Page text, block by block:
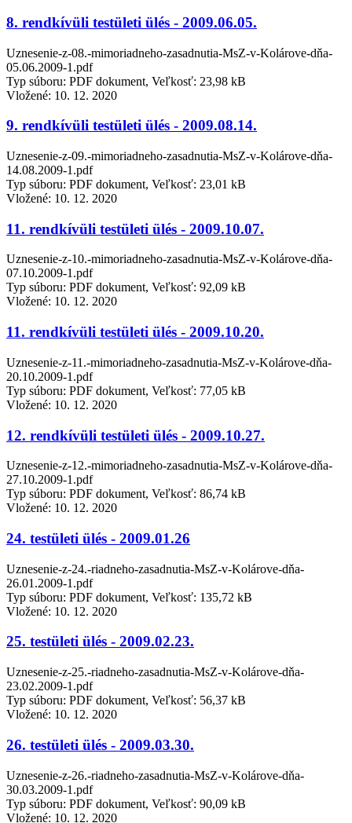
8. rendkívüli testületi ülés - 2009.06.05.
Uznesenie-z-08.-mimoriadneho-zasadnutia-MsZ-v-Kolárove-dňa-
05.06.2009-1.pdf
Typ súboru: PDF dokument, Veľkosť: 23,98 kB
Vložené: 10. 12. 2020
9. rendkívüli testületi ülés - 2009.08.14.
Uznesenie-z-09.-mimoriadneho-zasadnutia-MsZ-v-Kolárove-dňa-
14.08.2009-1.pdf
Typ súboru: PDF dokument, Veľkosť: 23,01 kB
Vložené: 10. 12. 2020
11. rendkívüli testületi ülés - 2009.10.07.
Uznesenie-z-10.-mimoriadneho-zasadnutia-MsZ-v-Kolárove-dňa-
07.10.2009-1.pdf
Typ súboru: PDF dokument, Veľkosť: 92,09 kB
Vložené: 10. 12. 2020
11. rendkívüli testületi ülés - 2009.10.20.
Uznesenie-z-11.-mimoriadneho-zasadnutia-MsZ-v-Kolárove-dňa-
20.10.2009-1.pdf
Typ súboru: PDF dokument, Veľkosť: 77,05 kB
Vložené: 10. 12. 2020
12. rendkívüli testületi ülés - 2009.10.27.
Uznesenie-z-12.-mimoriadneho-zasadnutia-MsZ-v-Kolárove-dňa-
27.10.2009-1.pdf
Typ súboru: PDF dokument, Veľkosť: 86,74 kB
Vložené: 10. 12. 2020
24. testületi ülés - 2009.01.26
Uznesenie-z-24.-riadneho-zasadnutia-MsZ-v-Kolárove-dňa-
26.01.2009-1.pdf
Typ súboru: PDF dokument, Veľkosť: 135,72 kB
Vložené: 10. 12. 2020
25. testületi ülés - 2009.02.23.
Uznesenie-z-25.-riadneho-zasadnutia-MsZ-v-Kolárove-dňa-
23.02.2009-1.pdf
Typ súboru: PDF dokument, Veľkosť: 56,37 kB
Vložené: 10. 12. 2020
26. testületi ülés - 2009.03.30.
Uznesenie-z-26.-riadneho-zasadnutia-MsZ-v-Kolárove-dňa-
30.03.2009-1.pdf
Typ súboru: PDF dokument, Veľkosť: 90,09 kB
Vložené: 10. 12. 2020